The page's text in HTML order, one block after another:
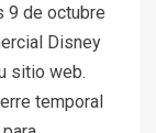
9 de octubre
Disney
sitio web.
temporal